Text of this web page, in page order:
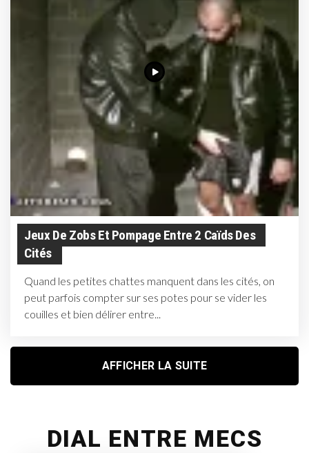
Jeux De Zobs Et Pompage Entre 2 Caïds Des
Cités
Quand les petites chattes manquent dans les cités, on
peut parfois compter sur ses potes pour se vider les
couilles et bien délirer entre...
AFFICHER LA SUITE
DIAL ENTRE MECS